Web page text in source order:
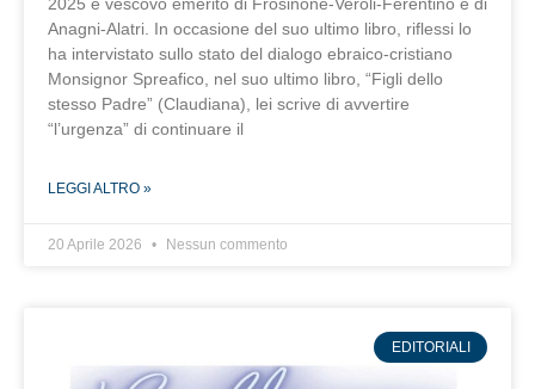
Anagni-Alatri. In occasione del suo ultimo libro, riflessi lo
ha intervistato sullo stato del dialogo ebraico-cristiano
Monsignor Spreafico, nel suo ultimo libro, “Figli dello
stesso Padre” (Claudiana), lei scrive di avvertire
“l’urgenza” di continuare il
LEGGI ALTRO »
20 Aprile 2026 Nessun commento
EDITORIALI